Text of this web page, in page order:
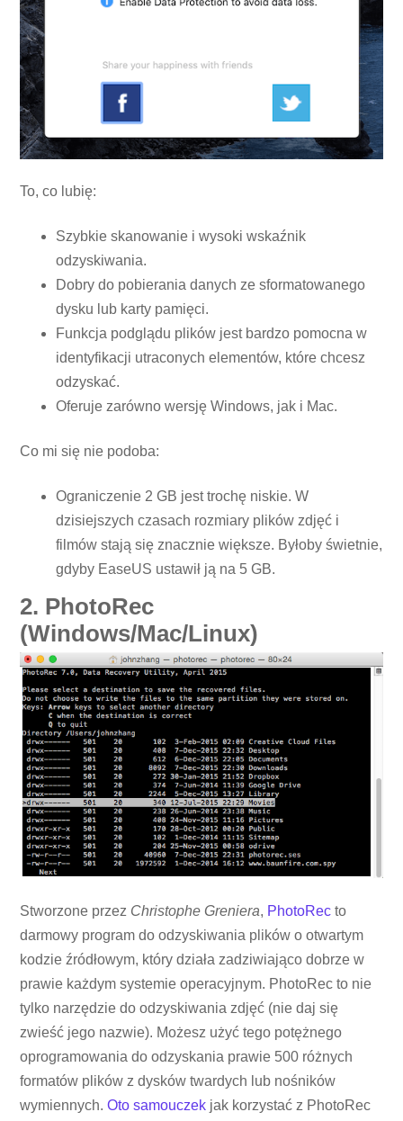
To, co lubię:
Szybkie skanowanie i wysoki wskaźnik
odzyskiwania.
Dobry do pobierania danych ze sformatowanego
dysku lub karty pamięci.
Funkcja podglądu plików jest bardzo pomocna w
identyfikacji utraconych elementów, które chcesz
odzyskać.
Oferuje zarówno wersję Windows, jak i Mac.
Co mi się nie podoba:
Ograniczenie 2 GB jest trochę niskie. W
dzisiejszych czasach rozmiary plików zdjęć i
filmów stają się znacznie większe. Byłoby świetnie,
gdyby EaseUS ustawił ją na 5 GB.
2. PhotoRec
(Windows/Mac/Linux)
Stworzone przez Christophe Greniera, PhotoRec to
darmowy program do odzyskiwania plików o otwartym
kodzie źródłowym, który działa zadziwiająco dobrze w
prawie każdym systemie operacyjnym. PhotoRec to nie
tylko narzędzie do odzyskiwania zdjęć (nie daj się
zwieść jego nazwie). Możesz użyć tego potężnego
oprogramowania do odzyskania prawie 500 różnych
formatów plików z dysków twardych lub nośników
wymiennych.Oto samouczek jak korzystać z PhotoRec